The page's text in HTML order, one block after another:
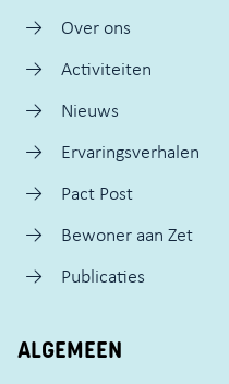
Over ons
Activiteiten
Nieuws
Ervaringsverhalen
Pact Post
Bewoner aan Zet
Publicaties
ALGEMEEN